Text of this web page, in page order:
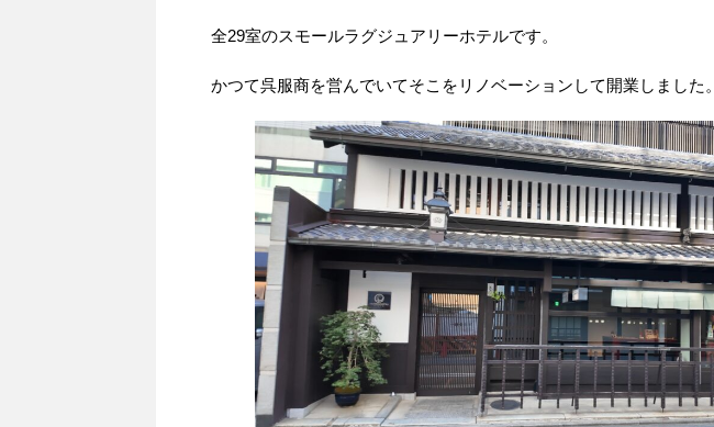
全29室のスモールラグジュアリーホテルです。
かつて呉服商を営んでいてそこをリノベーションして開業しました。